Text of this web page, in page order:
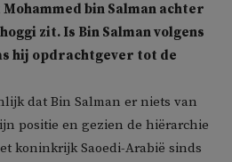
bin Salman achter
zit. Is Bin Salman volgens
hij opdrachtgever tot de
dat Bin Salman er niets van
positie en gezien de hiërarchie
koninkrijk Saoedi-Arabië sinds